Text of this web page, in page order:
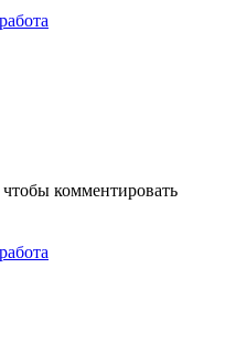
чтобы комментировать